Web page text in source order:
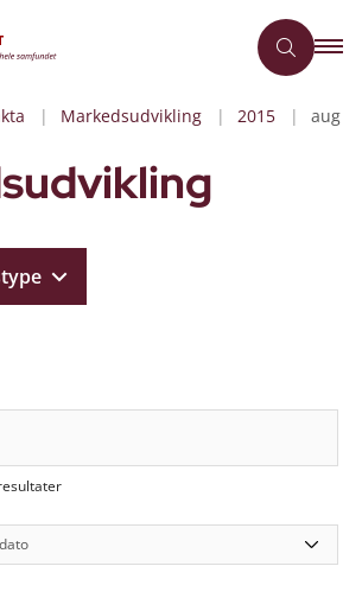
Markedsudvikling 2015 aug